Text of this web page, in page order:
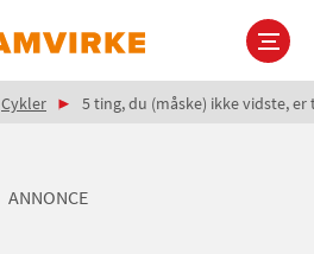
Cykler 5 ting, du (måske) ikke vidste,
ANNONCE